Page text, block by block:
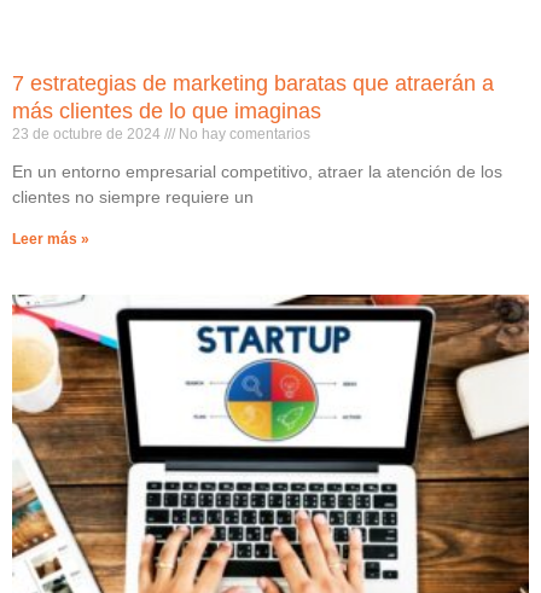
7 estrategias de marketing baratas que atraerán a
más clientes de lo que imaginas
23 de octubre de 2024 No hay comentarios
En un entorno empresarial competitivo, atraer la atención de los
clientes no siempre requiere un
Leer más »